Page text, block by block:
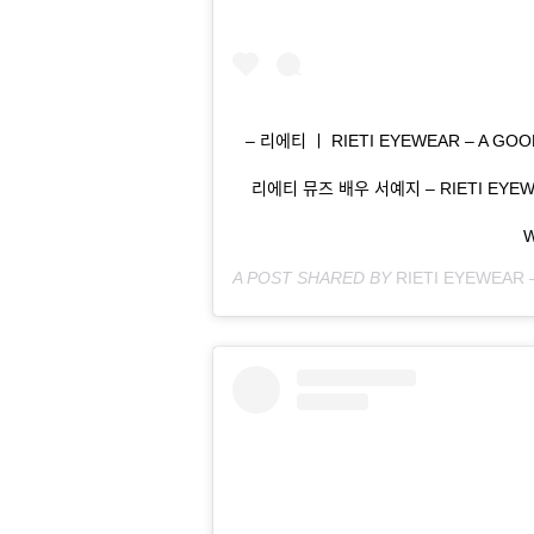
– 리에티 ㅣ RIETI EYEWEAR – A
리에티 뮤즈 배우 서예지 – RIETI
A POST SHARED BY RIETI EYEWEAR